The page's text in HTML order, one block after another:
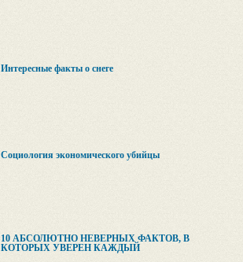
Интересные факты о снеге
Социология экономического убийцы
10 АБСОЛЮТНО НЕВЕРНЫХ ФАКТОВ, В
КОТОРЫХ УВЕРЕН КАЖДЫЙ